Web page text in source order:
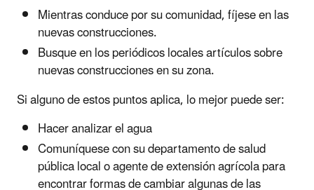
Mientras conduce por su comunidad, fíjese en las
nuevas construcciones.
Busque en los periódicos locales artículos sobre
nuevas construcciones en su zona.
Si alguno de estos puntos aplica, lo mejor puede ser:
Hacer analizar el agua
Comuníquese con su departamento de salud
pública local o agente de extensión agrícola para
encontrar formas de cambiar algunas de las